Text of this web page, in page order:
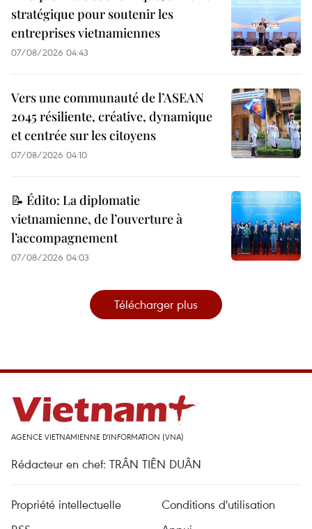
stratégique pour soutenir les
entreprises vietnamiennes
07/08/2026 04:43
Vers une communauté de l’ASEAN
2045 résiliente, créative, dynamique
et centrée sur les citoyens
07/08/2026 04:10
📝 Édito: La diplomatie
vietnamienne, de l’ouverture à
l’accompagnement
07/08/2026 04:03
Télécharger plus
AGENCE VIETNAMIENNE D'INFORMATION (VNA)
Rédacteur en chef: TRÂN TIÊN DUÂN
Propriété intellectuelle
Conditions d'utilisation